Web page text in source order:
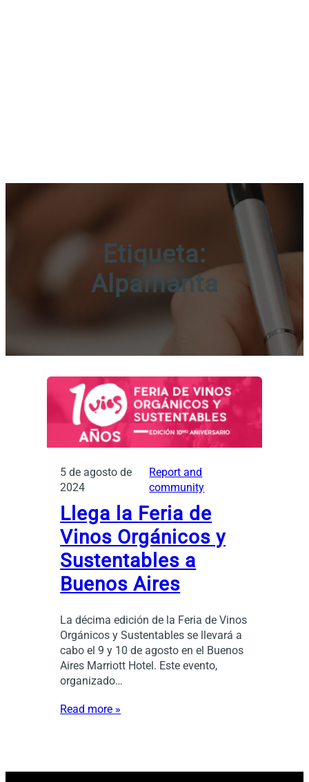
Etiqueta:
Alpamanta
5 de agosto de
2024
Report and
community
Llega la Feria de
Vinos Orgánicos y
Sustentables a
Buenos Aires
La décima edición de la Feria de Vinos
Orgánicos y Sustentables se llevará a
cabo el 9 y 10 de agosto en el Buenos
Aires Marriott Hotel. Este evento,
organizado…
Read more »